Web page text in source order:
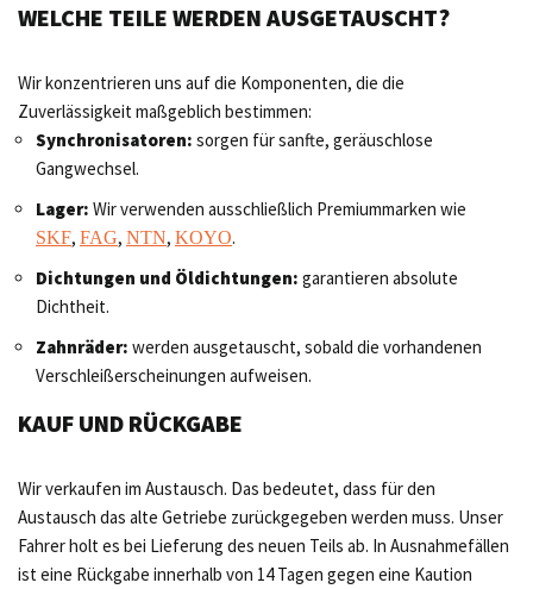
WELCHE TEILE WERDEN AUSGETAUSCHT?
Wir konzentrieren uns auf die Komponenten, die die
Zuverlässigkeit maßgeblich bestimmen:
Synchronisatoren: sorgen für sanfte, geräuschlose
Gangwechsel.
Lager: Wir verwenden ausschließlich Premiummarken wie
SKF, FAG, NTN, KOYO.
Dichtungen und Öldichtungen: garantieren absolute
Dichtheit.
Zahnräder: werden ausgetauscht, sobald die vorhandenen
Verschleißerscheinungen aufweisen.
KAUF UND RÜCKGABE
Wir verkaufen im Austausch. Das bedeutet, dass für den
Austausch das alte Getriebe zurückgegeben werden muss. Unser
Fahrer holt es bei Lieferung des neuen Teils ab. In Ausnahmefällen
ist eine Rückgabe innerhalb von 14 Tagen gegen eine Kaution